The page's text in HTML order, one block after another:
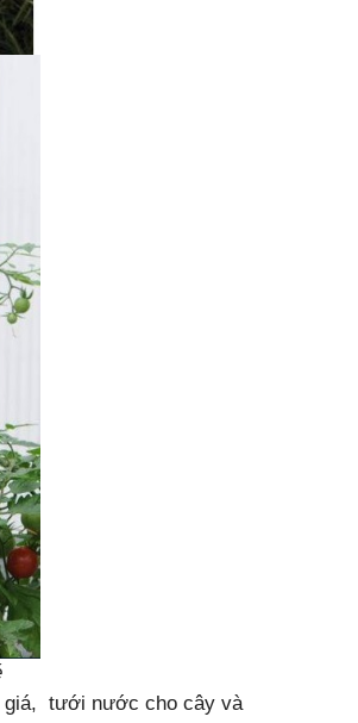
giá, tưới nước cho cây và